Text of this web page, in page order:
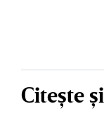
Citește și